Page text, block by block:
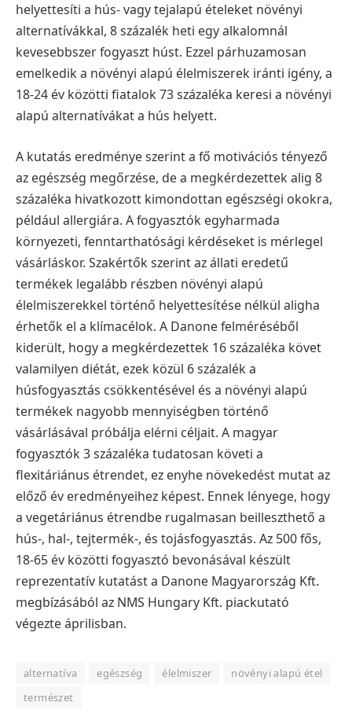
helyettesíti a hús- vagy tejalapú ételeket növényi
alternatívákkal, 8 százalék heti egy alkalomnál
kevesebbszer fogyaszt húst. Ezzel párhuzamosan
emelkedik a növényi alapú élelmiszerek iránti igény, a
18-24 év közötti fiatalok 73 százaléka keresi a növényi
alapú alternatívákat a hús helyett.
A kutatás eredménye szerint a fő motivációs tényező
az egészség megőrzése, de a megkérdezettek alig 8
százaléka hivatkozott kimondottan egészségi okokra,
például allergiára. A fogyasztók egyharmada
környezeti, fenntarthatósági kérdéseket is mérlegel
vásárláskor. Szakértők szerint az állati eredetű
termékek legalább részben növényi alapú
élelmiszerekkel történő helyettesítése nélkül aligha
érhetők el a klímacélok. A Danone felméréséből
kiderült, hogy a megkérdezettek 16 százaléka követ
valamilyen diétát, ezek közül 6 százalék a
húsfogyasztás csökkentésével és a növényi alapú
termékek nagyobb mennyiségben történő
vásárlásával próbálja elérni céljait. A magyar
fogyasztók 3 százaléka tudatosan követi a
flexitáriánus étrendet, ez enyhe növekedést mutat az
előző év eredményeihez képest. Ennek lényege, hogy
a vegetáriánus étrendbe rugalmasan beilleszthető a
hús-, hal-, tejtermék-, és tojásfogyasztás. Az 500 fős,
18-65 év közötti fogyasztó bevonásával készült
reprezentatív kutatást a Danone Magyarország Kft.
megbízásából az NMS Hungary Kft. piackutató
végezte áprilisban.
alternatíva egészség élelmiszer
növényi alapú étel
természet